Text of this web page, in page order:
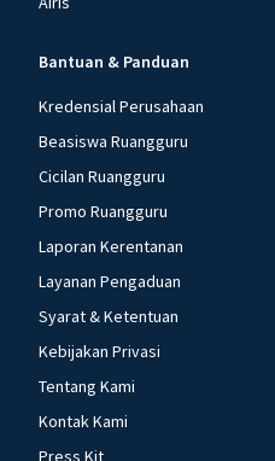
Bantuan & Panduan
Kredensial Perusahaan
Beasiswa Ruangguru
Cicilan Ruangguru
Promo Ruangguru
Laporan Kerentanan
Layanan Pengaduan
Syarat & Ketentuan
Kebijakan Privasi
Tentang Kami
Kontak Kami
Press Kit